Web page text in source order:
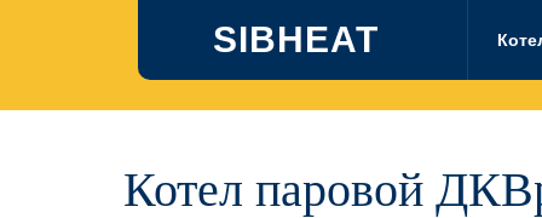
SIBHEAT
Котел паровой